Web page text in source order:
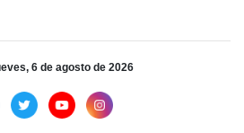
6 de agosto de 2026